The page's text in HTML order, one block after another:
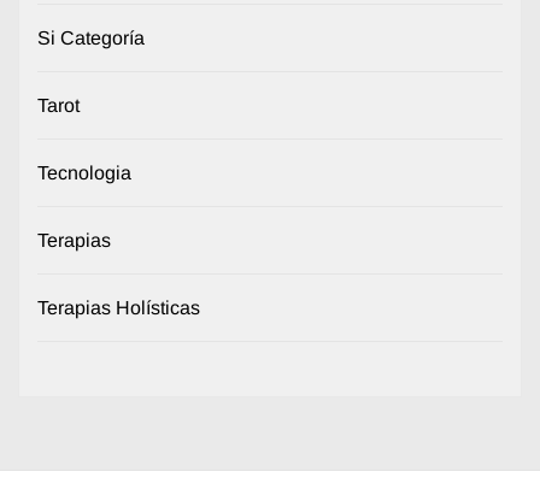
Si Categoría
Tarot
Tecnologia
Terapias
Terapias Holísticas